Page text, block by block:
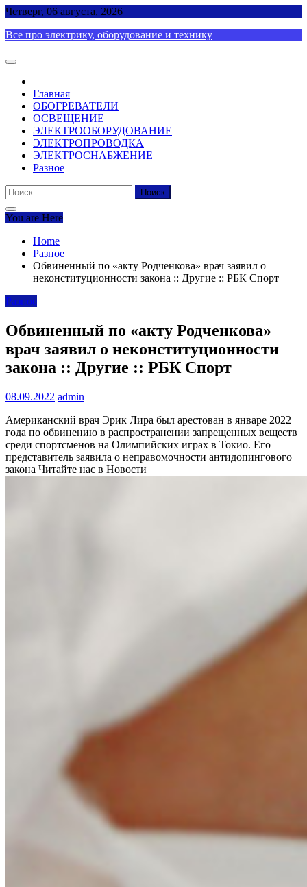
Skip
content
Четверг, 06 августа, 2026
Все про электрику, оборудование и технику
Главная
ОБОГРЕВАТЕЛИ
ОСВЕЩЕНИЕ
ЭЛЕКТРООБОРУДОВАНИЕ
ЭЛЕКТРОПРОВОДКА
ЭЛЕКТРОСНАБЖЕНИЕ
Разное
Найти:
You are Here
Home
Разное
Обвиненный по «акту Родченкова» врач заявил о
неконституционности закона :: Другие :: РБК Спорт
Разное
Обвиненный по «акту Родченкова»
врач заявил о неконституционности
закона :: Другие :: РБК Спорт
08.09.2022 admin
Американский врач Эрик Лира был арестован в январе 2022
года по обвинению в распространении запрещенных веществ
среди спортсменов на Олимпийских играх в Токио. Его
представитель заявила о неправомочности антидопингового
закона Читайте нас в Новости